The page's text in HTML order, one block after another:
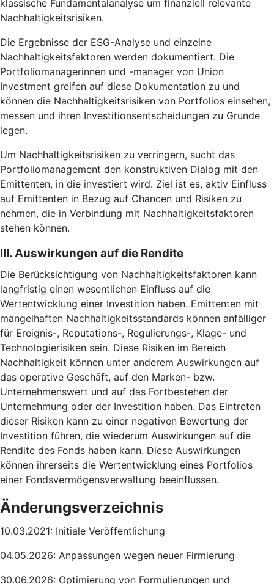
klassische Fundamentalanalyse um finanziell relevante
Nachhaltigkeitsrisiken.
Die Ergebnisse der ESG-Analyse und einzelne
Nachhaltigkeitsfaktoren werden dokumentiert. Die
Portfoliomanagerinnen und -manager von Union
Investment greifen auf diese Dokumentation zu und
können die Nachhaltigkeitsrisiken von Portfolios einsehen,
messen und ihren Investitionsentscheidungen zu Grunde
legen.
Um Nachhaltigkeitsrisiken zu verringern, sucht das
Portfoliomanagement den konstruktiven Dialog mit den
Emittenten, in die investiert wird. Ziel ist es, aktiv Einfluss
auf Emittenten in Bezug auf Chancen und Risiken zu
nehmen, die in Verbindung mit Nachhaltigkeitsfaktoren
stehen können.
III. Auswirkungen auf die Rendite
Die Berücksichtigung von Nachhaltigkeitsfaktoren kann
langfristig einen wesentlichen Einfluss auf die
Wertentwicklung einer Investition haben. Emittenten mit
mangelhaften Nachhaltigkeitsstandards können anfälliger
für Ereignis-, Reputations-, Regulierungs-, Klage- und
Technologierisiken sein. Diese Risiken im Bereich
Nachhaltigkeit können unter anderem Auswirkungen auf
das operative Geschäft, auf den Marken- bzw.
Unternehmenswert und auf das Fortbestehen der
Unternehmung oder der Investition haben. Das Eintreten
dieser Risiken kann zu einer negativen Bewertung der
Investition führen, die wiederum Auswirkungen auf die
Rendite des Fonds haben kann. Diese Auswirkungen
können ihrerseits die Wertentwicklung eines Portfolios
einer Fondsvermögensverwaltung beeinflussen.
Änderungsverzeichnis
10.03.2021: Initiale Veröffentlichung
04.05.2026: Anpassungen wegen neuer Firmierung
30.06.2026: Optimierung von Formulierungen und